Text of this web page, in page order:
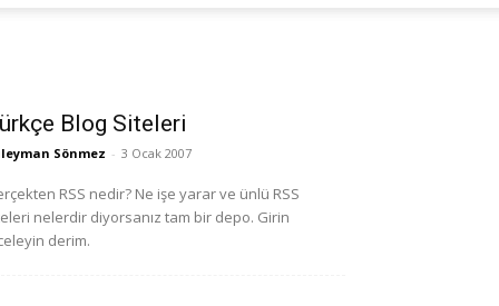
Blog Siteleri
Sönmez - 3 Ocak 2007
RSS nedir? Ne işe yarar ve ünlü RSS
nelerdir diyorsanız tam bir depo. Girin
derim.